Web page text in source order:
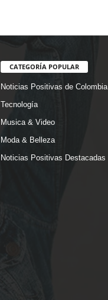
CATEGORÍA POPULAR
Noticias Positivas de Colombia
Tecnología
Musica & Video
Moda & Belleza
Noticias Positivas Destacadas